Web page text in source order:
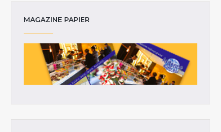
MAGAZINE PAPIER